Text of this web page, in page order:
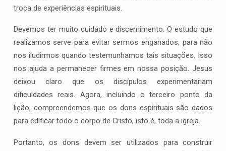
troca de experiências espirituais.
Devemos ter muito cuidado e discernimento. O estudo que
realizamos serve para evitar sermos enganados, para não
nos iludirmos quando testemunhamos tais situações. Isso
nos ajuda a permanecer firmes em nossa posição. Jesus
deixou claro que os discípulos experimentariam
dificuldades reais. Agora, incluindo o terceiro ponto da
lição, compreendemos que os dons espirituais são dados
para edificar todo o corpo de Cristo, isto é, toda a igreja.
Portanto, os dons devem ser utilizados para construir